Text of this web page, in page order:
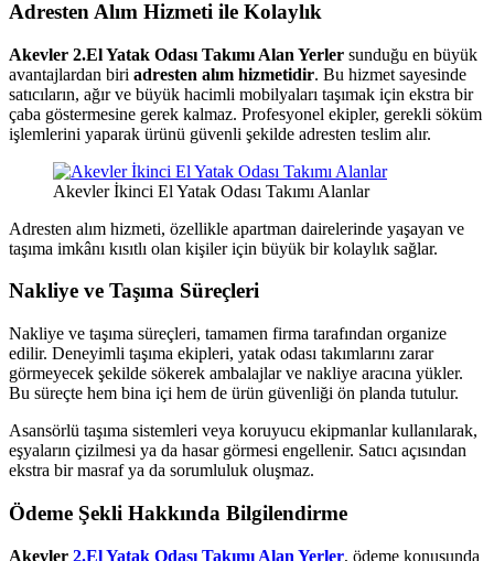
Adresten Alım Hizmeti ile Kolaylık
Akevler 2.El Yatak Odası Takımı Alan Yerler sunduğu en büyük
avantajlardan biri adresten alım hizmetidir. Bu hizmet sayesinde
satıcıların, ağır ve büyük hacimli mobilyaları taşımak için ekstra bir
çaba göstermesine gerek kalmaz. Profesyonel ekipler, gerekli söküm
işlemlerini yaparak ürünü güvenli şekilde adresten teslim alır.
Akevler İkinci El Yatak Odası Takımı Alanlar
Adresten alım hizmeti, özellikle apartman dairelerinde yaşayan ve
taşıma imkânı kısıtlı olan kişiler için büyük bir kolaylık sağlar.
Nakliye ve Taşıma Süreçleri
Nakliye ve taşıma süreçleri, tamamen firma tarafından organize
edilir. Deneyimli taşıma ekipleri, yatak odası takımlarını zarar
görmeyecek şekilde sökerek ambalajlar ve nakliye aracına yükler.
Bu süreçte hem bina içi hem de ürün güvenliği ön planda tutulur.
Asansörlü taşıma sistemleri veya koruyucu ekipmanlar kullanılarak,
eşyaların çizilmesi ya da hasar görmesi engellenir. Satıcı açısından
ekstra bir masraf ya da sorumluluk oluşmaz.
Ödeme Şekli Hakkında Bilgilendirme
Akevler 2.El Yatak Odası Takımı Alan Yerler, ödeme konusunda